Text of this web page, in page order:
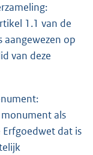
1.1 van de
aangewezen op
van deze
als
dat is